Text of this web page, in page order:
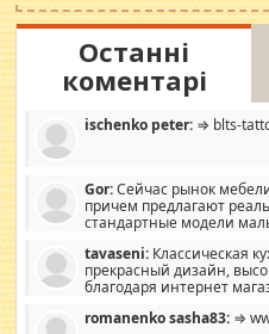
Останні
коментарі
ischenko peter: ⇒ blts-
Gor:Сейчас рынок
причем предлагают
стандартные модели
стандартные формы, в MebelOk,
со вкусом все в порядке, без
мебель, а это не последний
tavaseni: Классическая
прекрасный дизайн,
благодаря интернет
romanenko sasha83: ⇒